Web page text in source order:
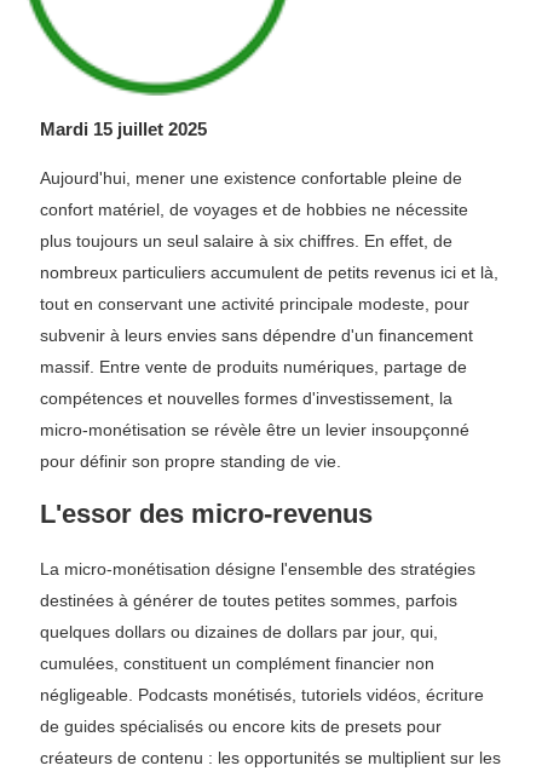
Mardi 15 juillet 2025
Aujourd'hui, mener une existence confortable pleine de
confort matériel, de voyages et de hobbies ne nécessite
plus toujours un seul salaire à six chiffres. En effet, de
nombreux particuliers accumulent de petits revenus ici et là,
tout en conservant une activité principale modeste, pour
subvenir à leurs envies sans dépendre d'un financement
massif. Entre vente de produits numériques, partage de
compétences et nouvelles formes d'investissement, la
micro-monétisation se révèle être un levier insoupçonné
pour définir son propre standing de vie.
L'essor des micro-revenus
La micro-monétisation désigne l'ensemble des stratégies
destinées à générer de toutes petites sommes, parfois
quelques dollars ou dizaines de dollars par jour, qui,
cumulées, constituent un complément financier non
négligeable. Podcasts monétisés, tutoriels vidéos, écriture
de guides spécialisés ou encore kits de presets pour
créateurs de contenu : les opportunités se multiplient sur les